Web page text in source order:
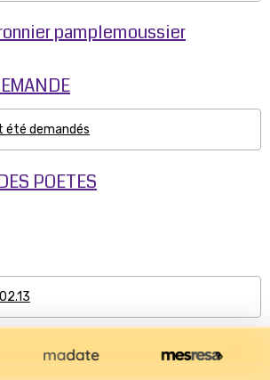
pamplemoussier
été demandés